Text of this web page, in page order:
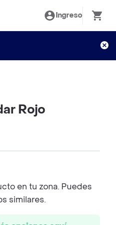
Ingreso
Rojo
en tu zona. Puedes
similares.